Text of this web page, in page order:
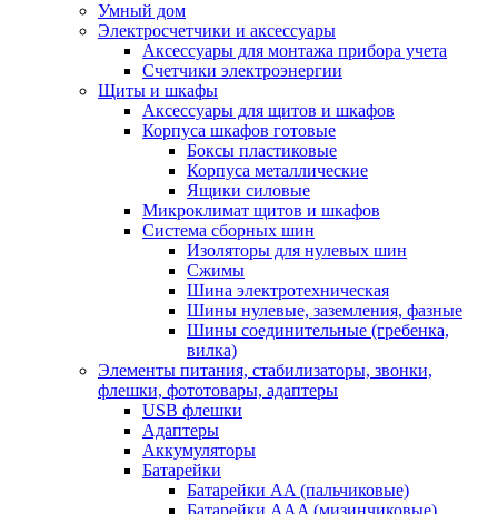
Умный дом
Электросчетчики и аксессуары
Аксессуары для монтажа прибора учета
Счетчики электроэнергии
Щиты и шкафы
Аксессуары для щитов и шкафов
Корпуса шкафов готовые
Боксы пластиковые
Корпуса металлические
Ящики силовые
Микроклимат щитов и шкафов
Система сборных шин
Изоляторы для нулевых шин
Сжимы
Шина электротехническая
Шины нулевые, заземления, фазные
Шины соединительные (гребенка,
вилка)
Элементы питания, стабилизаторы, звонки,
флешки, фототовары, адаптеры
USB флешки
Адаптеры
Аккумуляторы
Батарейки
Батарейки AA (пальчиковые)
Батарейки AAA (мизинчиковые)